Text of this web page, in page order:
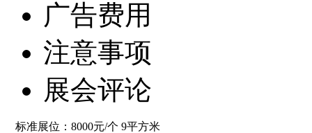
广告费用
注意事项
展会评论
标准展位：8000元/个 9平方米